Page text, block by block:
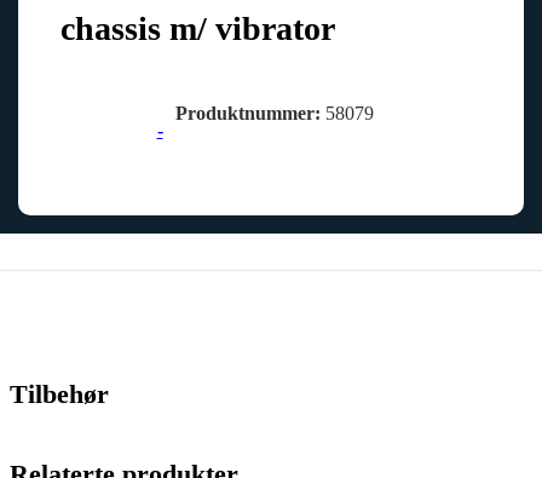
chassis m/ vibrator
-
Produktnummer: 58079
Tilbehør